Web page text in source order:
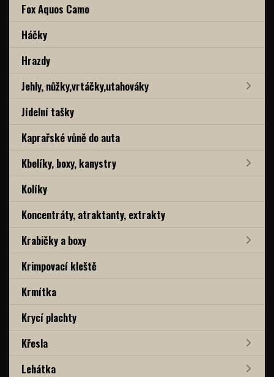
Fox Aquos Camo
Háčky
Hrazdy
Jehly, nůžky,vrtáčky,utahováky
Jídelní tašky
Kaprařské vůně do auta
Kbelíky, boxy, kanystry
Kolíky
Koncentráty, atraktanty, extrakty
Krabičky a boxy
Krimpovací kleště
Krmítka
Krycí plachty
Křesla
Lehátka